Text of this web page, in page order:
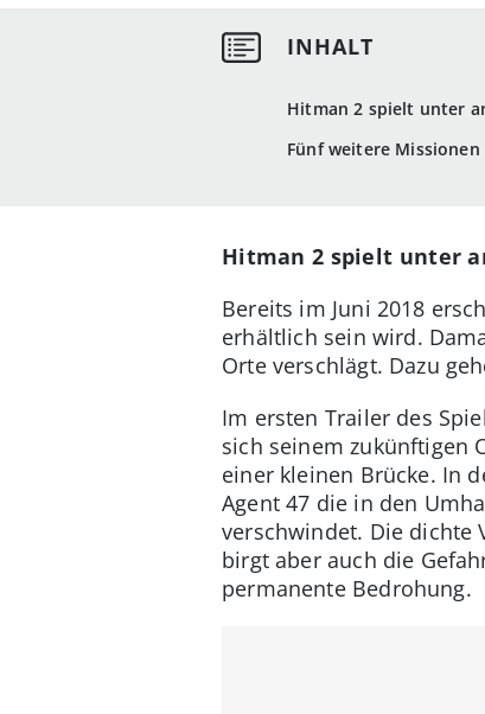
Hitman 2 spielt unter
Fünf weitere Missionen
Hitman 2 spielt unter
Bereits im Juni 2018
erhältlich sein wird.
Orte verschlägt. Dazu
Im ersten Trailer des
sich seinem zukünftigen
einer kleinen Brücke. In
Agent 47 die in den
verschwindet. Die dichte
birgt aber auch die
permanente Bedrohung.